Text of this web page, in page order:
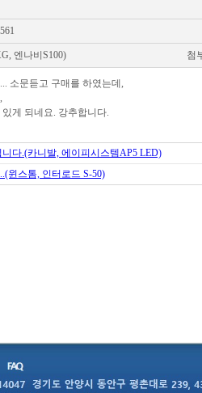
엔나비S100) 첨
소문듣고 구매를 하였는데,
게 되네요. 강추합니다.
다.(카니발, 에이피시스템AP5 LED)
윈스톰, 인터로드 S-50)